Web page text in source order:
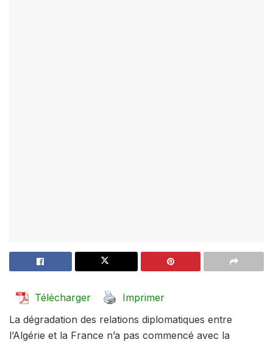
Télécharger
Imprimer
La dégradation des relations diplomatiques entre
l’Algérie et la France n’a pas commencé avec la